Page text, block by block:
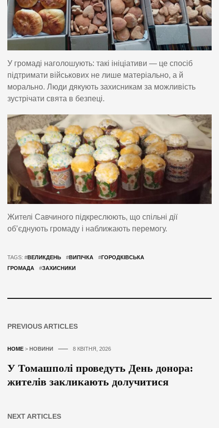
У громаді наголошують: такі ініціативи — це спосіб
підтримати військових не лише матеріально, а й
морально. Люди дякують захисникам за можливість
зустрічати свята в безпеці.
Жителі Савчиного підкреслюють, що спільні дії
об’єднують громаду і наближають перемогу.
TAGS: #ВЕЛИКДЕНЬ #ВИПІЧКА #ГОРОДКІВСЬКА
ГРОМАДА
#ЗАХИСНИКИ
PREVIOUS ARTICLES
HOME > НОВИНИ 8 КВІТНЯ, 2026
У Томашполі проведуть День донора:
жителів закликають долучитися
NEXT ARTICLES